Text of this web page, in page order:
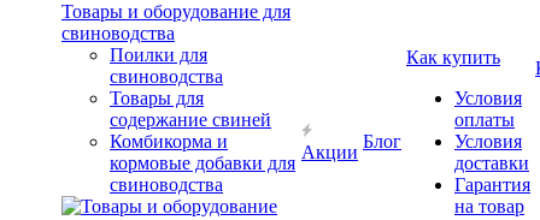
Товары и оборудование для
свиноводства
Поилки для
свиноводства
Товары для
содержание свиней
Комбикорма и
кормовые добавки для
свиноводства
Акции
Блог
Как купить
Условия
оплаты
Условия
доставки
Гарантия
на товар